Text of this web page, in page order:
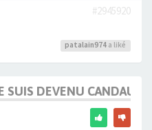
#2945920
patalain974 a liké
SUIS DEVENU